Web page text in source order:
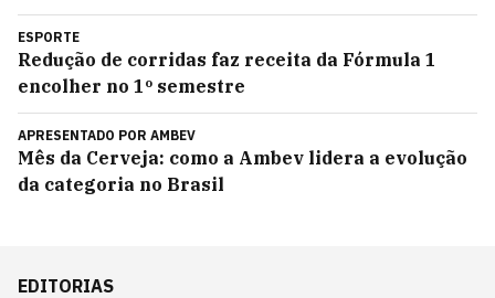
ESPORTE
Redução de corridas faz receita da Fórmula 1
encolher no 1º semestre
APRESENTADO POR AMBEV
Mês da Cerveja: como a Ambev lidera a evolução
da categoria no Brasil
EDITORIAS